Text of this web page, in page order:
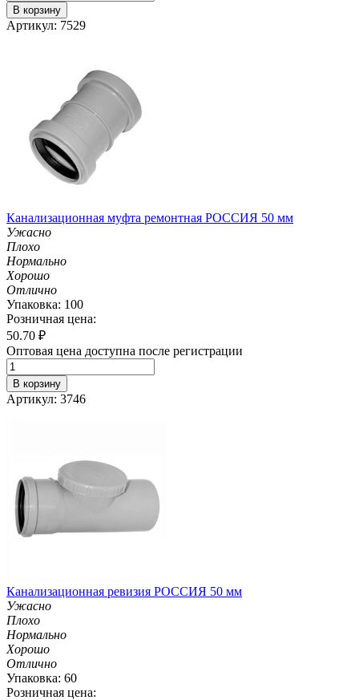
В корзину
Артикул: 7529
Канализационная муфта ремонтная РОССИЯ 50 мм
Ужасно
Плохо
Нормально
Хорошо
Отлично
Упаковка: 100
Розничная цена:
50.70 ₽
Оптовая цена доступна после регистрации
В корзину
Артикул: 3746
Канализационная ревизия РОССИЯ 50 мм
Ужасно
Плохо
Нормально
Хорошо
Отлично
Упаковка: 60
Розничная цена: